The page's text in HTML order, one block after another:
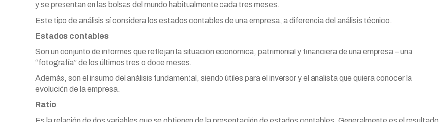
y se presentan en las bolsas del mundo habitualmente cada tres meses.
Este tipo de análisis sí considera los estados contables de una empresa, a diferencia del análisis técnico.
Estados contables
Son un conjunto de informes que reflejan la situación económica, patrimonial y financiera de una empresa – una
“fotografía” de los últimos tres o doce meses.
Además, son el insumo del análisis fundamental, siendo útiles para el inversor y el analista que quiera conocer la
evolución de la empresa.
Ratio
Es la relación de dos variables que se obtienen de la presentación de estados contables. Generalmente es el resultado